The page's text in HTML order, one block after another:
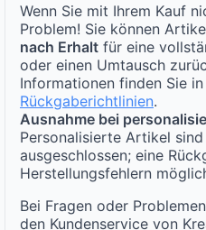
Wenn Sie mit Ihrem Kauf
Problem! Sie können
nach Erhalt für eine
oder einen Umtausch
Informationen finden Sie in
Rückgaberichtlinien.
Ausnahme bei
Personalisierte Artikel
ausgeschlossen; eine
Herstellungsfehlern
Bei Fragen oder
den Kundenservice von